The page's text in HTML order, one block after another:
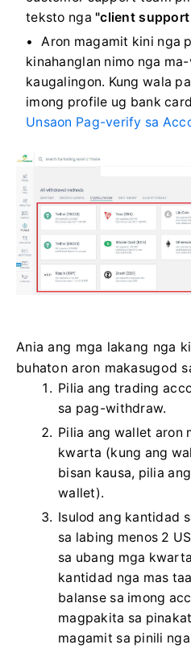
teksto nga"client support
Aron magamit kini nga
kinahanglan nimo nga
kaugalingon. Kung wala
imong profile ug bank
Unsaon Pag-verify sa
Ania ang mga lakang nga
buhaton aron makasugod
Pilia ang trading
sa pag-withdraw.
Pilia ang wallet aron
kwarta (kung ang
bisan kausa, pilia
wallet).
Isulod ang kantidad
sa labing menos 2
sa ubang mga
kantidad nga mas
balanse sa imong
magpakita sa
magamit sa pinili